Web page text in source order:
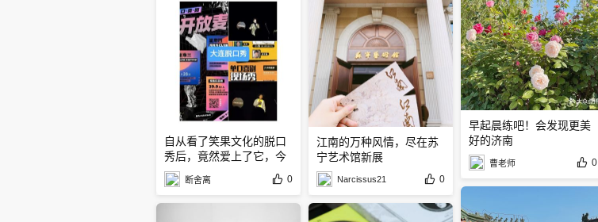
自从看了笑果文化的脱口
秀后，竟然爱上了它，今
年也听过
断舍离 0
江南的万种风情，尽在苏
宁艺术馆新展
Narcissus21 0
早起晨练吧！会发现更美
好的济南
曹老师 0